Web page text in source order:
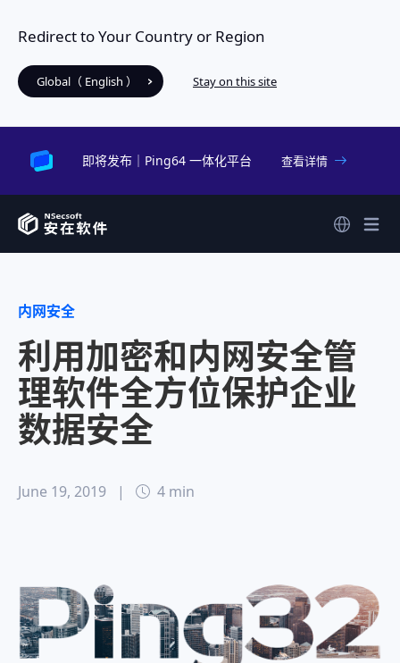
Redirect to Your Country or Region
Global（ English ） Stay on this site
即将发布｜Ping64 一体化平台 查看详情
内网安全
利用加密和内网安全管
理软件全方位保护企业
数据安全
June 19, 2019 | 4 min